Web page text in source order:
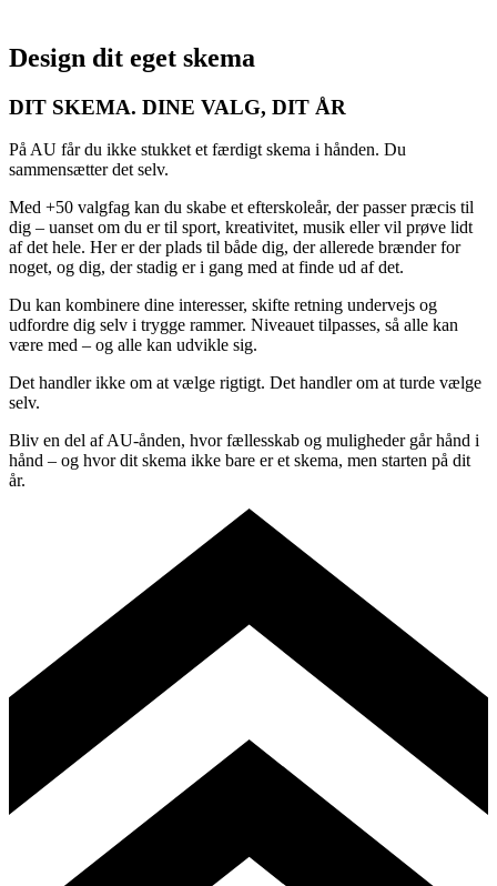
Design dit eget skema
DIT SKEMA. DINE VALG, DIT ÅR
På AU får du ikke stukket et færdigt skema i hånden. Du
sammensætter det selv.
Med +50 valgfag kan du skabe et efterskoleår, der passer præcis til
dig – uanset om du er til sport, kreativitet, musik eller vil prøve lidt
af det hele. Her er der plads til både dig, der allerede brænder for
noget, og dig, der stadig er i gang med at finde ud af det.
Du kan kombinere dine interesser, skifte retning undervejs og
udfordre dig selv i trygge rammer. Niveauet tilpasses, så alle kan
være med – og alle kan udvikle sig.
Det handler ikke om at vælge rigtigt. Det handler om at turde vælge
selv.
Bliv en del af AU-ånden, hvor fællesskab og muligheder går hånd i
hånd – og hvor dit skema ikke bare er et skema, men starten på dit
år.